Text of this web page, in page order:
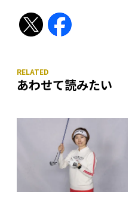
あわせて読みたい